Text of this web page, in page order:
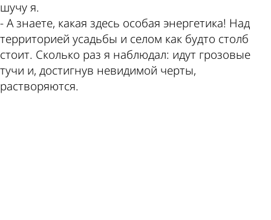
шучу я.
- А знаете, какая здесь особая энергетика! Над
территорией усадьбы и селом как будто столб
стоит. Сколько раз я наблюдал: идут грозовые
тучи и, достигнув невидимой черты,
растворяются.